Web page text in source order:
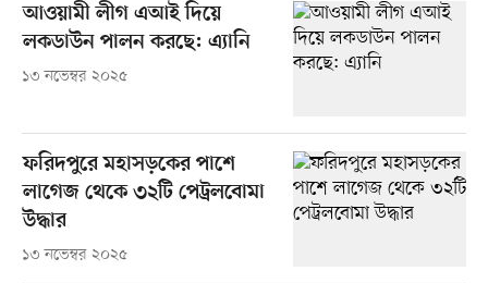
আওয়ামী লীগ এআই দিয়ে
লকডাউন পালন করছে: এ্যানি
১৩ নভেম্বর ২০২৫
ফরিদপুরে মহাসড়কের পাশে
লাগেজ থেকে ৩২টি পেট্রলবোমা
উদ্ধার
১৩ নভেম্বর ২০২৫